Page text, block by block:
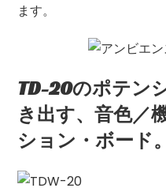
ます。
TD-20のポテン
き出す、音色／
ション・ボード。